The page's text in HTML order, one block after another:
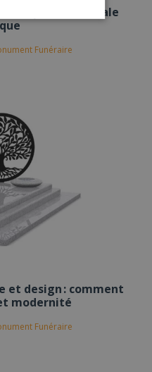
une pierre tombale
Funéraire
et design : comment
modernité
Funéraire